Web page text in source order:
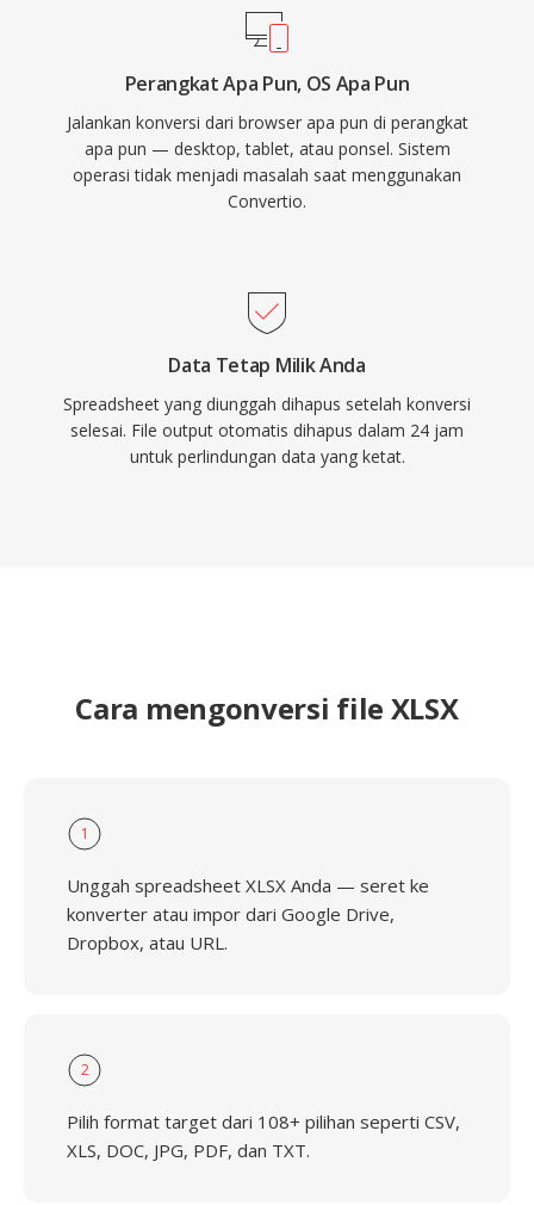
Perangkat Apa Pun, OS Apa Pun
Jalankan konversi dari browser apa pun di perangkat
apa pun — desktop, tablet, atau ponsel. Sistem
operasi tidak menjadi masalah saat menggunakan
Convertio.
Data Tetap Milik Anda
Spreadsheet yang diunggah dihapus setelah konversi
selesai. File output otomatis dihapus dalam 24 jam
untuk perlindungan data yang ketat.
Cara mengonversi file XLSX
1
Unggah spreadsheet XLSX Anda — seret ke
konverter atau impor dari Google Drive,
Dropbox, atau URL.
2
Pilih format target dari 108+ pilihan seperti CSV,
XLS, DOC, JPG, PDF, dan TXT.